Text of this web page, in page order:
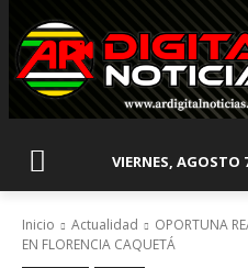
VIERNES, AGOSTO
Inicio Actualidad
OPORTUNA
EN FLORENCIA CAQUETÁ